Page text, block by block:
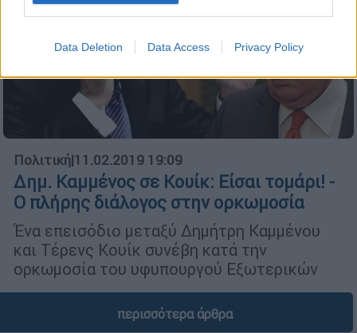
Data Deletion Data Access Privacy Policy
Πολιτική|11.02.2019 19:09
Δημ. Καμμένος σε Κουίκ: Είσαι τομάρι! -
Ο πλήρης διάλογος στην ορκωμοσία
Ένα επεισόδιο μεταξύ Δημήτρη Καμμένου
και Τέρενς Κουίκ συνέβη κατά την
ορκωμοσία του υφυπουργού Εξωτερικών
περισσότερα άρθρα